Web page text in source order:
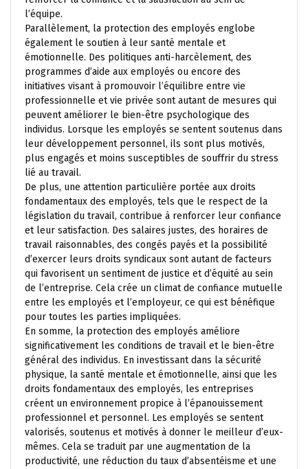
l’équipe.
Parallèlement, la protection des employés englobe
également le soutien à leur santé mentale et
émotionnelle. Des politiques anti-harcèlement, des
programmes d’aide aux employés ou encore des
initiatives visant à promouvoir l’équilibre entre vie
professionnelle et vie privée sont autant de mesures qui
peuvent améliorer le bien-être psychologique des
individus. Lorsque les employés se sentent soutenus dans
leur développement personnel, ils sont plus motivés,
plus engagés et moins susceptibles de souffrir du stress
lié au travail.
De plus, une attention particulière portée aux droits
fondamentaux des employés, tels que le respect de la
législation du travail, contribue à renforcer leur confiance
et leur satisfaction. Des salaires justes, des horaires de
travail raisonnables, des congés payés et la possibilité
d’exercer leurs droits syndicaux sont autant de facteurs
qui favorisent un sentiment de justice et d’équité au sein
de l’entreprise. Cela crée un climat de confiance mutuelle
entre les employés et l’employeur, ce qui est bénéfique
pour toutes les parties impliquées.
En somme, la protection des employés améliore
significativement les conditions de travail et le bien-être
général des individus. En investissant dans la sécurité
physique, la santé mentale et émotionnelle, ainsi que les
droits fondamentaux des employés, les entreprises
créent un environnement propice à l’épanouissement
professionnel et personnel. Les employés se sentent
valorisés, soutenus et motivés à donner le meilleur d’eux-
mêmes. Cela se traduit par une augmentation de la
productivité, une réduction du taux d’absentéisme et une